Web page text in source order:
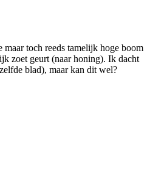
toch reeds tamelijk hoge boom
zoet geurt (naar honing). Ik dacht
blad), maar kan dit wel?